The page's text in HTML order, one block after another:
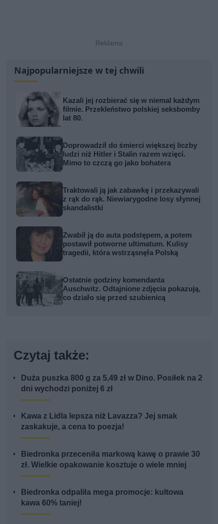
Najpopularniejsze w tej chwili
Kazali jej rozbierać się w niemal każdym
filmie. Przekleństwo polskiej seksbomby
lat 80.
Doprowadził do śmierci większej liczby
ludzi niż Hitler i Stalin razem wzięci.
Mimo to czczą go jako bohatera
Traktowali ją jak zabawkę i przekazywali
z rąk do rąk. Niewiarygodne losy słynnej
skandalistki
Zwabił ją do auta podstępem, a potem
postawił potworne ultimatum. Kulisy
tragedii, która wstrząsnęła Polską
Ostatnie godziny komendanta
Auschwitz. Odtajnione zdjęcia pokazują,
co działo się przed szubienicą
Czytaj także:
Duża puszka 800 g za 5,49 zł w Dino. Posiłek na 2
dni wychodzi poniżej 6 zł
Kawa z Lidla lepsza niż Lavazza? Jej smak
zaskakuje, a cena to poezja!
Biedronka przeceniła markową kawę o prawie 30
zł. Wielkie opakowanie kosztuje o wiele mniej
Biedronka odpaliła mega promocje: kultowa
kawa 60% taniej!